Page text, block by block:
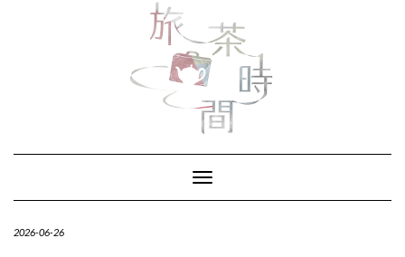
Toggle Navigation
2026-06-26